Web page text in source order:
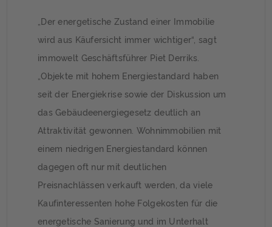
„Der energetische Zustand einer Immobilie
wird aus Käufersicht immer wichtiger“, sagt
immowelt Geschäftsführer Piet Derriks.
„Objekte mit hohem Energiestandard haben
seit der Energiekrise sowie der Diskussion um
das Gebäudeenergiegesetz deutlich an
Attraktivität gewonnen. Wohnimmobilien mit
einem niedrigen Energiestandard können
dagegen oft nur mit deutlichen
Preisnachlässen verkauft werden, da viele
Kaufinteressenten hohe Folgekosten für die
energetische Sanierung und im Unterhalt